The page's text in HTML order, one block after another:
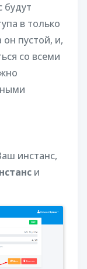
будут
в только
пустой, и,
со всеми
инстанс,
и